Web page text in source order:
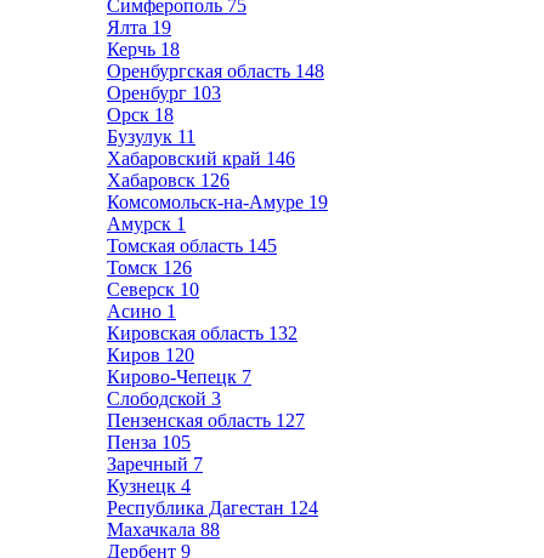
Симферополь 75
Ялта 19
Керчь 18
Оренбургская область 148
Оренбург 103
Орск 18
Бузулук 11
Хабаровский край 146
Хабаровск 126
Комсомольск-на-Амуре 19
Амурск 1
Томская область 145
Томск 126
Северск 10
Асино 1
Кировская область 132
Киров 120
Кирово-Чепецк 7
Слободской 3
Пензенская область 127
Пенза 105
Заречный 7
Кузнецк 4
Республика Дагестан 124
Махачкала 88
Дербент 9